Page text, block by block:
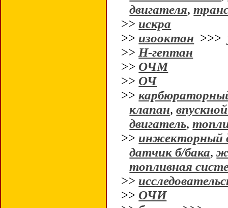
двигателя,
>> искра
>> изооктан >>>
>> Н-гептан
>> ОЧМ
>> ОЧ
>>
клапан,
двигатель,
>> инжекторный
датчик б/бака,
топливная
>>
>> ОЧИ